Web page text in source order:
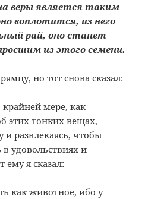
веры является таким
воплотится, из него
рай, оно станет
из этого семени.
но тот снова сказал:
мере, как
этих тонких вещах,
и развлекаясь, чтобы
удовольствиях и
ему я сказал:
как животное, ибо у